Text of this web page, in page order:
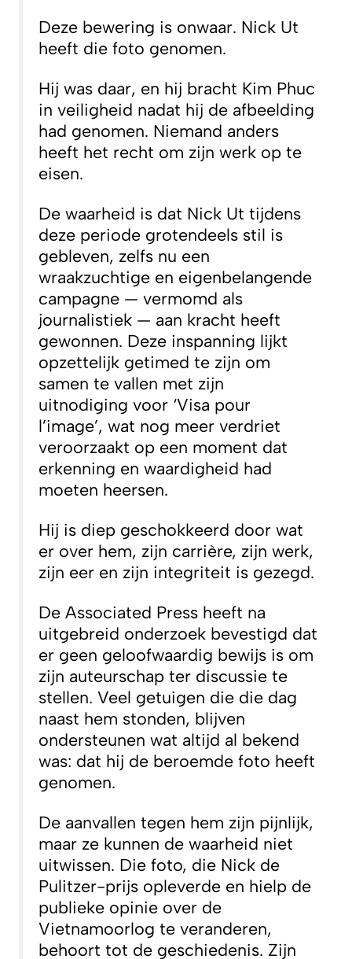
Deze bewering is onwaar. Nick Ut
heeft die foto genomen.
Hij was daar, en hij bracht Kim Phuc
in veiligheid nadat hij de afbeelding
had genomen. Niemand anders
heeft het recht om zijn werk op te
eisen.
De waarheid is dat Nick Ut tijdens
deze periode grotendeels stil is
gebleven, zelfs nu een
wraakzuchtige en eigenbelangende
campagne — vermomd als
journalistiek — aan kracht heeft
gewonnen. Deze inspanning lijkt
opzettelijk getimed te zijn om
samen te vallen met zijn
uitnodiging voor ‘Visa pour
l’image’, wat nog meer verdriet
veroorzaakt op een moment dat
erkenning en waardigheid had
moeten heersen.
Hij is diep geschokkeerd door wat
er over hem, zijn carrière, zijn werk,
zijn eer en zijn integriteit is gezegd.
De Associated Press heeft na
uitgebreid onderzoek bevestigd dat
er geen geloofwaardig bewijs is om
zijn auteurschap ter discussie te
stellen. Veel getuigen die die dag
naast hem stonden, blijven
ondersteunen wat altijd al bekend
was: dat hij de beroemde foto heeft
genomen.
De aanvallen tegen hem zijn pijnlijk,
maar ze kunnen de waarheid niet
uitwissen. Die foto, die Nick de
Pulitzer-prijs opleverde en hielp de
publieke opinie over de
Vietnamoorlog te veranderen,
behoort tot de geschiedenis. Zijn